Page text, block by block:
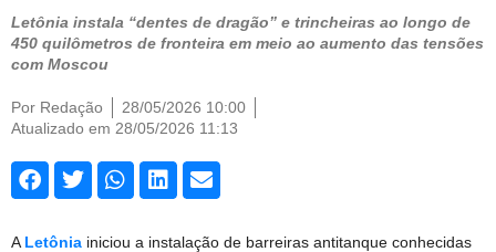
Letônia instala “dentes de dragão” e trincheiras ao longo de
450 quilômetros de fronteira em meio ao aumento das tensões
com Moscou
Por Redação
28/05/2026 10:00
Atualizado em 28/05/2026 11:13
A Letônia iniciou a instalação de barreiras antitanque conhecidas